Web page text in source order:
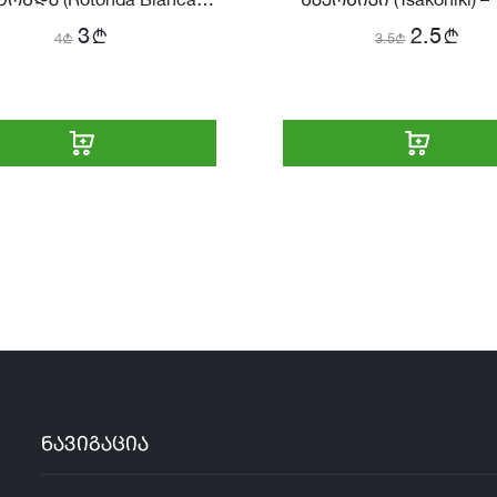
4b 3b 3.5b 2.5b
ნავიგაცია